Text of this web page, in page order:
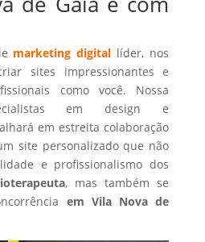
marketing digital líder, nos
sites impressionantes e
como você. Nossa
em design e
em estreita colaboração
site personalizado que não
e profissionalismo dos
, mas também se
em Vila Nova de